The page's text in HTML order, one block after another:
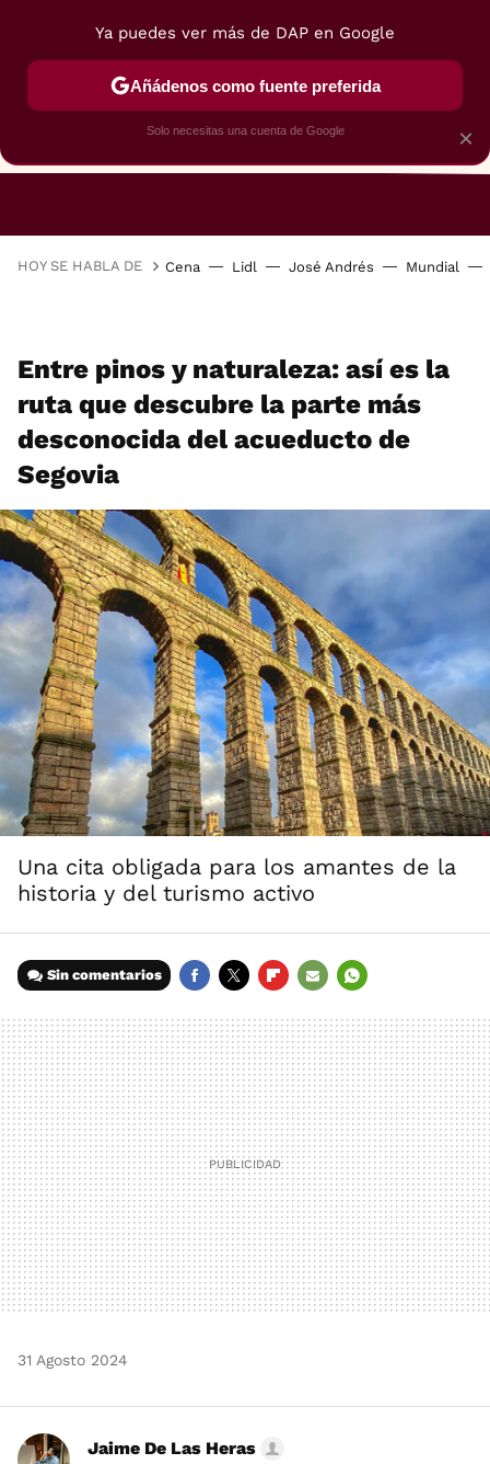
RESTAURANTES GASTROGUÍA
HOY SE HABLA DE Cena Lidl José Andrés Mundial
Entre pinos y naturaleza: así es la
ruta que descubre la parte más
desconocida del acueducto de
Segovia
Una cita obligada para los amantes de la
historia y del turismo activo
Sin comentarios
MAIL
31 Agosto 2024
Jaime De Las Heras
×
Ya puedes ver más de DAP en Google
Añádenos como fuente preferida
Solo necesitas una cuenta de Google